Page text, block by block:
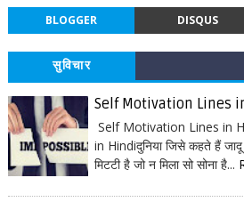
BLOGGER DISQUS
सुविचार
Self Motivation Lines
Self Motivation Lines in
in Hindiदुनिया जिसे कहते हैं जादू
मिटटी है जो न मिला सो सोना है...